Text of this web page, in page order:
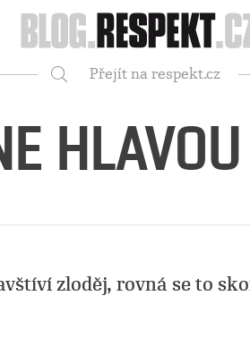
Respekt
Přejít na respekt.cz
HLAVOU
zloděj, rovná se to